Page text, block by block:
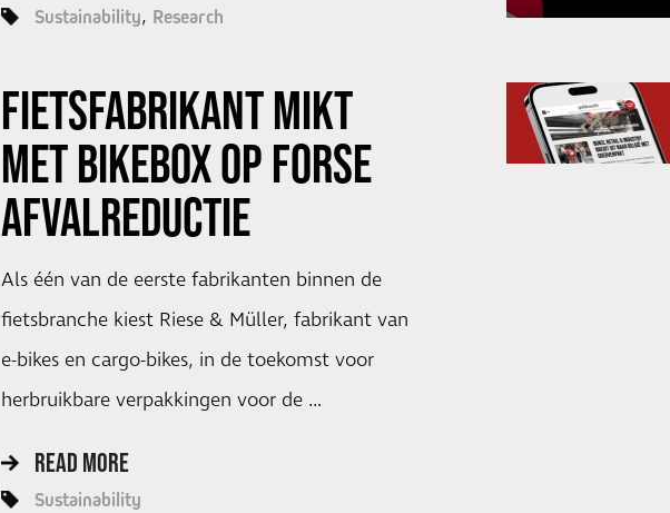
Sustainability Research
FIETSFABRIKANT MIKT
MET BIKEBOX OP FORSE
AFVALREDUCTIE
Als één van de eerste fabrikanten binnen de
fietsbranche kiest Riese & Müller, fabrikant van
e-bikes en cargo-bikes, in de toekomst voor
herbruikbare verpakkingen voor de …
READ MORE
Sustainability